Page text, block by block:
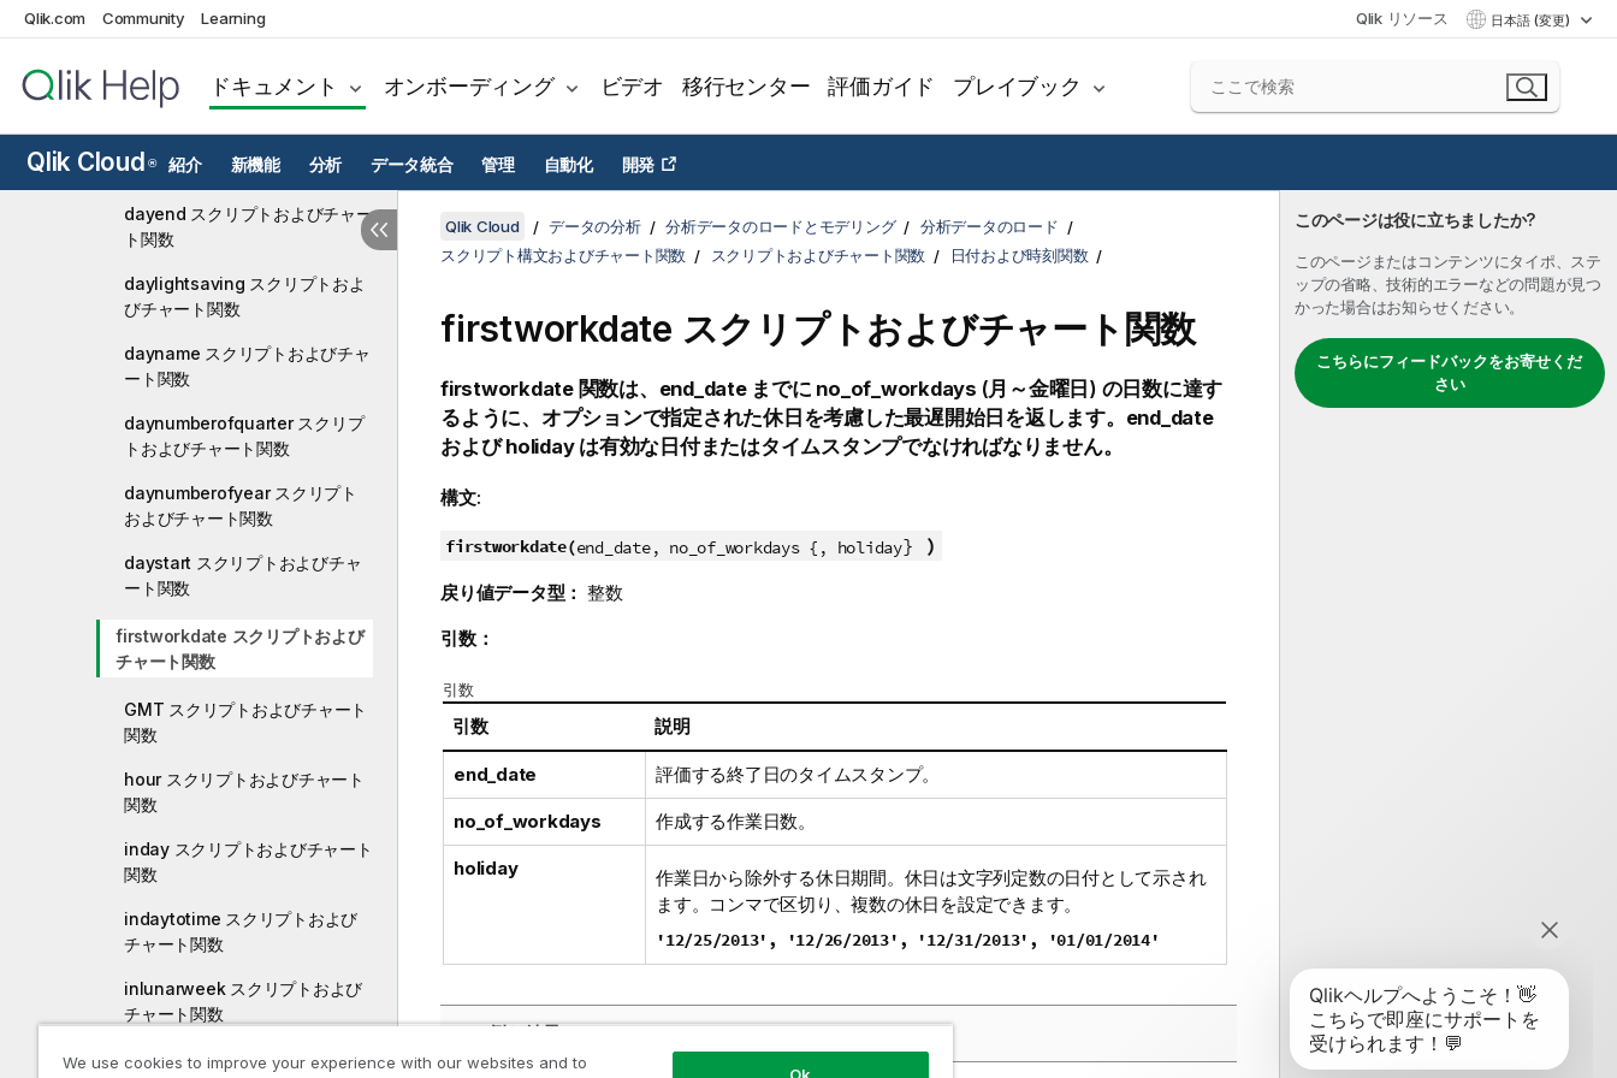
Qlik.com Community Learning Qlik リソース 日本語 (変更)
ドキュメント オンボーディング ビデオ 移行センター 評価ガイド プレイブック
Qlik Cloud ® 紹介 新機能 分析 データ統合 管理 自動化 開発
関数
converttolocaltime スクリプト
およびチャート関数
関数
dayend スクリプトおよびチャー
ト関数
daylightsaving スクリプトおよ
びチャート関数
dayname スクリプトおよびチャ
ート関数
daynumberofquarter スクリプ
トおよびチャート関数
daynumberofyear スクリプト
およびチャート関数
daystart スクリプトおよびチャ
ート関数
firstworkdate スクリプトおよび
チャート関数
GMT スクリプトおよびチャート
関数
hour スクリプトおよびチャート
関数
inday スクリプトおよびチャート
関数
indaytotime スクリプトおよび
チャート関数
inlunarweek スクリプトおよび
チャート関数
inlunarweektodate スクリプト
このページは役に立ちましたか?
このページまたはコンテンツにタイポ、ステ
ップの省略、技術的エラーなどの問題が見つ
かった場合はお知らせください。
こちらにフィードバックをお寄せくだ
さい
Qlik Cloud データの分析 分析データのロードとモデリング
分析データのロード
スクリプト構文およびチャート関数
スクリプトおよびチャート関数 日付および時刻関数
firstworkdate スクリプトおよびチャート関数
firstworkdate関数は、 end_dateまでに no_of_workdays (月～金曜日) の日数に達す
るように、オプションで指定された休日を考慮した最遅開始日を返します。 end_date
およびholidayは有効な日付またはタイムスタンプでなければなりません。
構文:
firstworkdate(end_date, no_of_workdays {, holiday} )
戻り値データ型： 整数
引数：
引数
引数 説明
end_date 評価する終了日のタイムスタンプ。
no_of_workdays 作成する作業日数。
holiday
作業日から除外する休日期間。休日は文字列定数の日付として示され
ます。コンマで区切り、複数の休日を設定できます。
'12/25/2013', '12/26/2013', '12/31/2013', '01/01/2014'
例と結果:
We use cookies to improve your experience with our websites and to